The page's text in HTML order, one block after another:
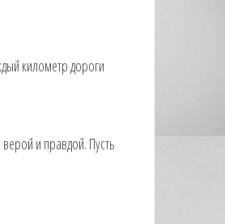
километр дороги
и правдой. Пусть